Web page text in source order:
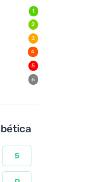
1
2
3
4
5
6
5